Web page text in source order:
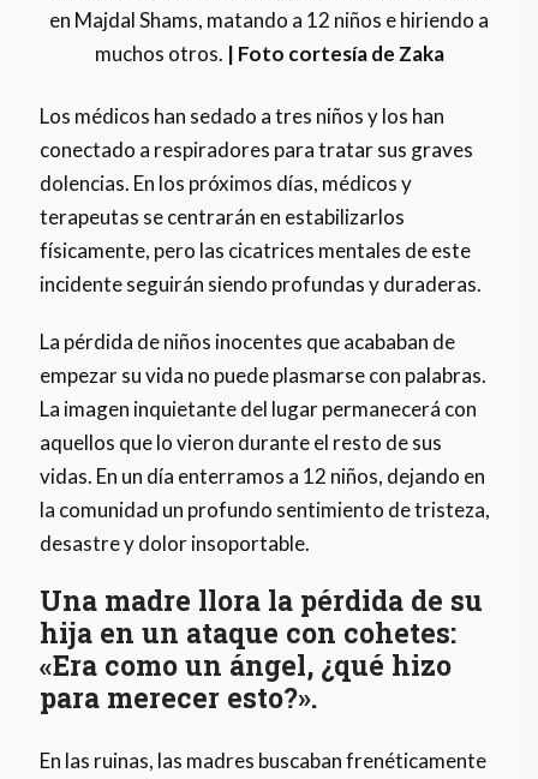
en Majdal Shams, matando a 12 niños e hiriendo a
muchos otros. | Foto cortesía de Zaka
Los médicos han sedado a tres niños y los han
conectado a respiradores para tratar sus graves
dolencias. En los próximos días, médicos y
terapeutas se centrarán en estabilizarlos
físicamente, pero las cicatrices mentales de este
incidente seguirán siendo profundas y duraderas.
La pérdida de niños inocentes que acababan de
empezar su vida no puede plasmarse con palabras.
La imagen inquietante del lugar permanecerá con
aquellos que lo vieron durante el resto de sus
vidas. En un día enterramos a 12 niños, dejando en
la comunidad un profundo sentimiento de tristeza,
desastre y dolor insoportable.
Una madre llora la pérdida de su
hija en un ataque con cohetes:
«Era como un ángel, ¿qué hizo
para merecer esto?».
En las ruinas, las madres buscaban frenéticamente